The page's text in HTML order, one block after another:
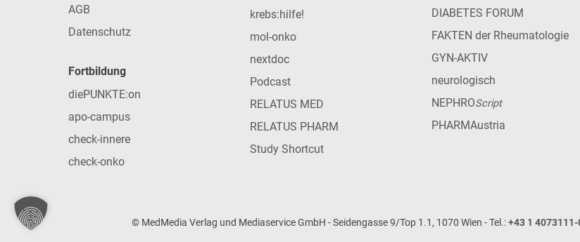
AGB
Datenschutz
Fortbildung
diePUNKTE:on
apo-campus
check-innere
check-onko
krebs:hilfe!
mol-onko
nextdoc
Podcast
RELATUS MED
RELATUS PHARM
Study Shortcut
DIABETES FORUM
FAKTEN der Rheumatologie
GYN-AKTIV
neurologisch
NEPHROScript
PHARMAustria
© MedMedia Verlag und Mediaservice GmbH - Seidengasse 9/Top 1.1, 1070 Wien - Tel.:+43 1 4073111-